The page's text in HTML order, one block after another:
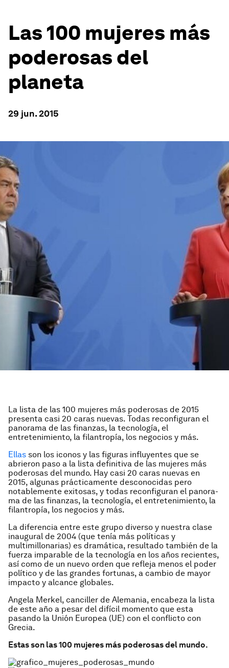
Las 100 mujeres más
poderosas del
planeta
29 jun. 2015
La lista de las 100 mujeres más poderosas de 2015
presenta casi 20 caras nuevas. Todas reconfiguran el
panora­ma de las finanzas, la tecnología, el
entretenimiento, la filantropía, los negocios y más.
Ellas son los iconos y las figuras influyentes que se
abrieron paso a la lista defini­tiva de las mujeres más
poderosas del mundo. Hay casi 20 caras nuevas en
2015, algunas prácticamente desconocidas pero
notablemente exitosas, y todas reconfiguran el panora­
ma de las finanzas, la tecnología, el entretenimiento, la
filantropía, los negocios y más.
La diferencia entre este grupo diverso y nuestra clase
inaugural de 2004 (que tenía más políticas y
multimillonarias) es dramática, resultado también de la
fuerza imparable de la tecnología en los años recientes,
así como de un nuevo orden que refleja menos el poder
político y de las grandes fortunas, a cambio de mayor
impacto y alcance globales.
Angela Merkel, canciller de Alemania, encabeza la lista
de este año a pesar del difícil momento que esta
pasando la Unión Europea (UE) con el conflicto con
Grecia.
Estas son las 100 mujeres más poderosas del mundo.